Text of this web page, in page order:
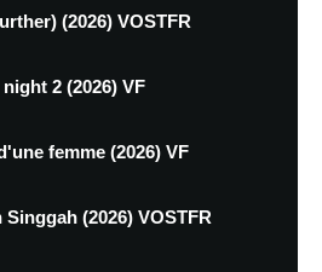
(2026) VOSTFR
2 (2026) VF
femme (2026) VF
(2026) VOSTFR